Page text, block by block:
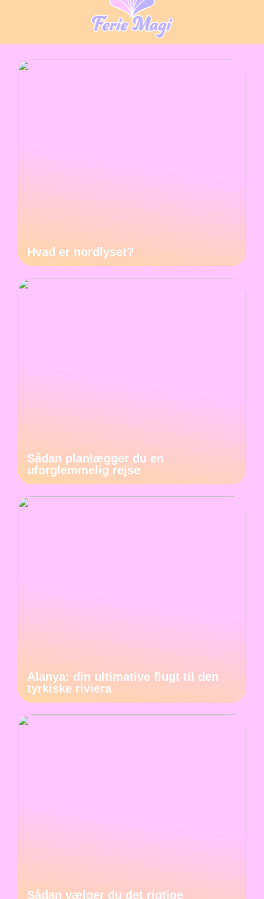
Hvad er nordlyset?
Sådan planlægger du en
uforglemmelig rejse
Alanya: din ultimative flugt til den
tyrkiske riviera
Sådan vælger du det rigtige